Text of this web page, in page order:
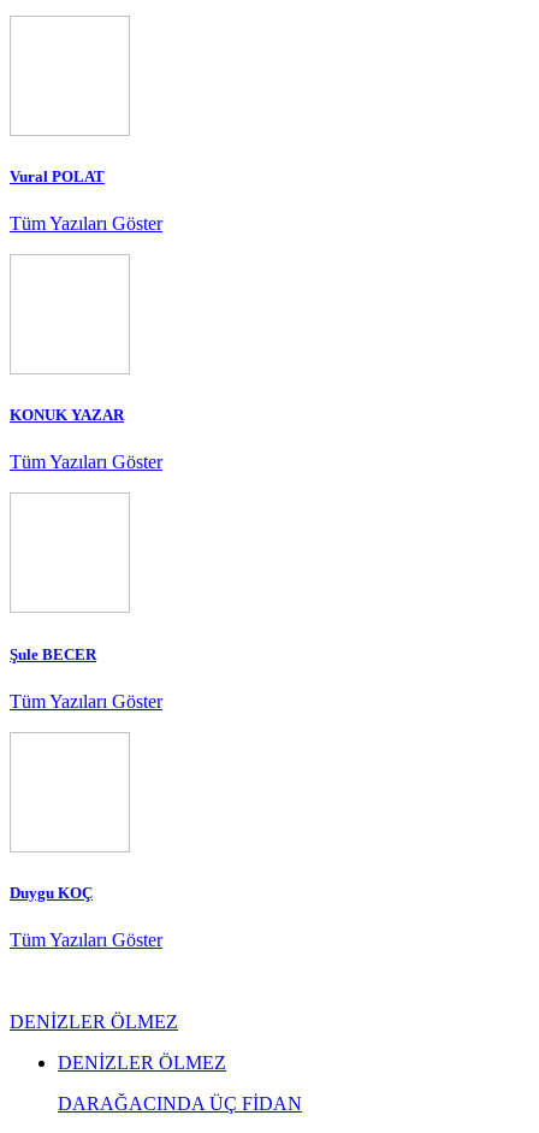
Vural POLAT
Tüm Yazıları Göster
KONUK YAZAR
Tüm Yazıları Göster
Şule BECER
Tüm Yazıları Göster
Duygu KOÇ
Tüm Yazıları Göster
DENİZLER ÖLMEZ
DENİZLER ÖLMEZ
DARAĞACINDA ÜÇ FİDAN